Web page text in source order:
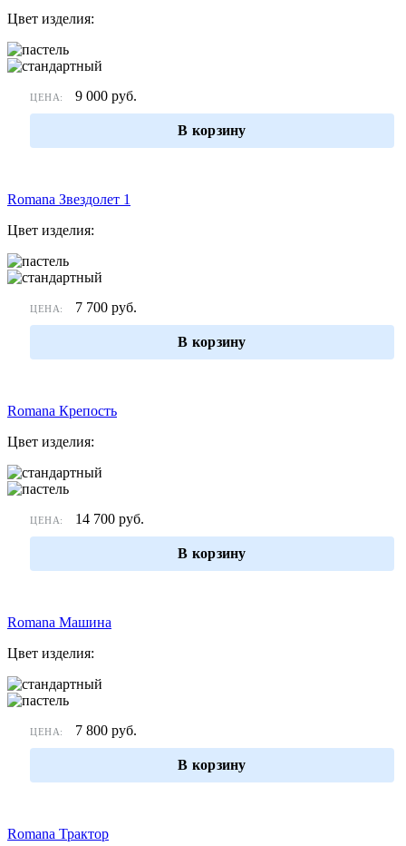
Цвет изделия:
ЦЕНА: 9 000 руб.
В корзину
Romana Звездолет 1
Цвет изделия:
ЦЕНА: 7 700 руб.
В корзину
Romana Крепость
Цвет изделия:
ЦЕНА: 14 700 руб.
В корзину
Romana Машина
Цвет изделия:
ЦЕНА: 7 800 руб.
В корзину
Romana Трактор